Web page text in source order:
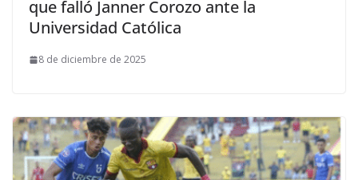
que falló Janner Corozo ante la
Universidad Católica
8 de diciembre de 2025